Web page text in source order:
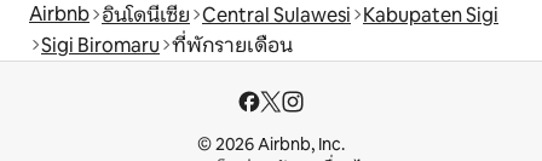
Airbnb อินโดนีเซีย Central Sulawesi Kabupaten Sigi
Sigi Biromaru ที่พักรายเดือน
© 2026 Airbnb, Inc.